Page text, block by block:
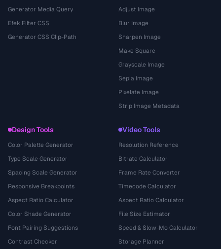
Generator Media Query
Efek Filter CSS
Generator CSS Clip-Path
Adjust Image
Blur Image
Sharpen Image
Make Square
Grayscale Image
Sepia Image
Pixelate Image
Strip Image Metadata
Design Tools
Color Palette Generator
Type Scale Generator
Spacing Scale Generator
Responsive Breakpoints
Aspect Ratio Calculator
Color Shade Generator
Font Pairing Suggestions
Contrast Checker
Video Tools
Resolution Reference
Bitrate Calculator
Frame Rate Converter
Timecode Calculator
Aspect Ratio Calculator
File Size Estimator
Speed & Slow-Mo Calculator
Storage Planner